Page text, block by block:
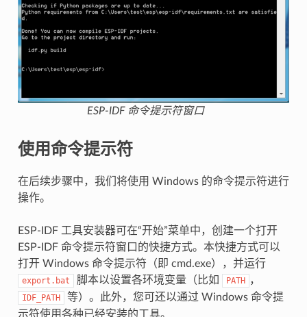
ESP-IDF 命令提示符窗口
使用命令提示符
在后续步骤中，我们将使用 Windows 的命令提示符进行
操作。
ESP-IDF 工具安装器可在“开始”菜单中，创建一个打开
ESP-IDF 命令提示符窗口的快捷方式。本快捷方式可以
打开 Windows 命令提示符（即 cmd.exe），并运行
export.bat 脚本以设置各环境变量（比如 PATH ，
IDF_PATH
等）。此外，您可还以通过 Windows 命令提
示符使用各种已经安装的工具。